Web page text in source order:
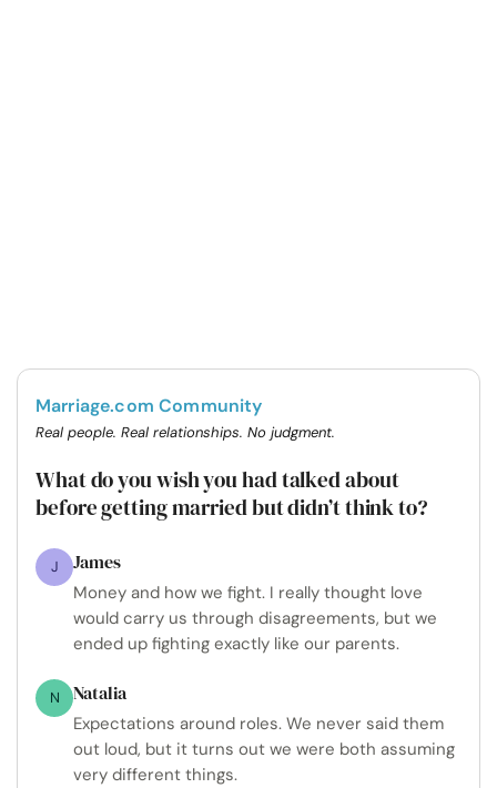
Marriage.com Community
Real people. Real relationships. No judgment.
What do you wish you had talked about
before getting married but didn’t think to?
J James
Money and how we fight. I really thought love
would carry us through disagreements, but we
ended up fighting exactly like our parents.
N Natalia
Expectations around roles. We never said them
out loud, but it turns out we were both assuming
very different things.